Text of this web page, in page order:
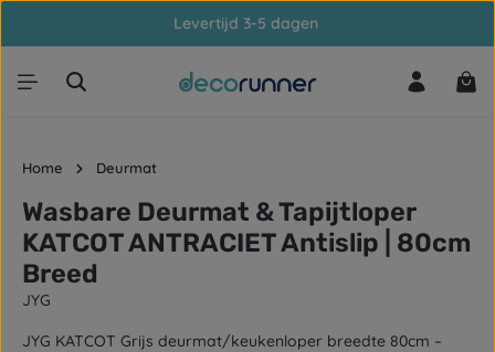
Ga naar de hoofdinhoudLevertijd 3-5 dagen
Home Deurmat
Wasbare Deurmat & Tapijtloper
KATCOT ANTRACIET Antislip | 80cm
Breed
JYG
JYG KATCOT Grijs deurmat/keukenloper breedte 80cm –